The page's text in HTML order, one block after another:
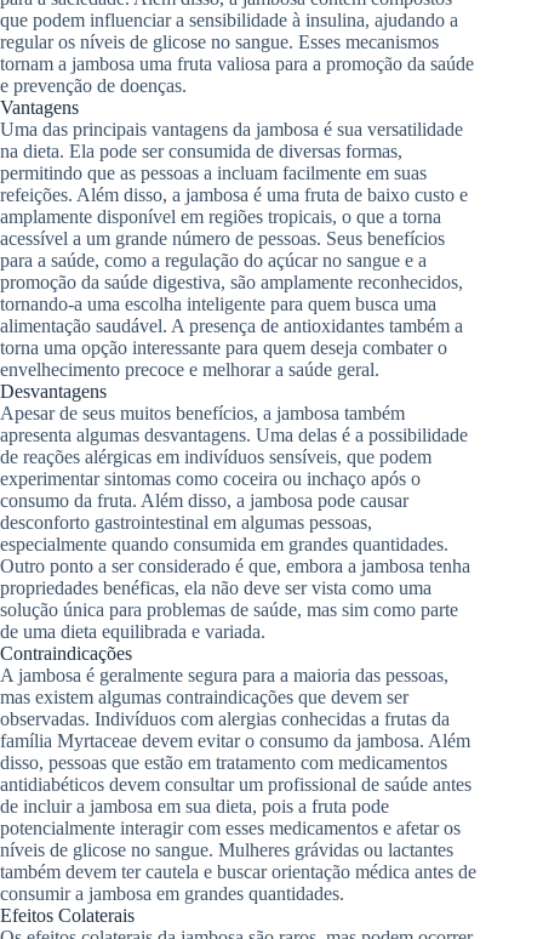
que podem influenciar a sensibilidade à insulina, ajudando a
regular os níveis de glicose no sangue. Esses mecanismos
tornam a jambosa uma fruta valiosa para a promoção da saúde
e prevenção de doenças.
Vantagens
Uma das principais vantagens da jambosa é sua versatilidade
na dieta. Ela pode ser consumida de diversas formas,
permitindo que as pessoas a incluam facilmente em suas
refeições. Além disso, a jambosa é uma fruta de baixo custo e
amplamente disponível em regiões tropicais, o que a torna
acessível a um grande número de pessoas. Seus benefícios
para a saúde, como a regulação do açúcar no sangue e a
promoção da saúde digestiva, são amplamente reconhecidos,
tornando-a uma escolha inteligente para quem busca uma
alimentação saudável. A presença de antioxidantes também a
torna uma opção interessante para quem deseja combater o
envelhecimento precoce e melhorar a saúde geral.
Desvantagens
Apesar de seus muitos benefícios, a jambosa também
apresenta algumas desvantagens. Uma delas é a possibilidade
de reações alérgicas em indivíduos sensíveis, que podem
experimentar sintomas como coceira ou inchaço após o
consumo da fruta. Além disso, a jambosa pode causar
desconforto gastrointestinal em algumas pessoas,
especialmente quando consumida em grandes quantidades.
Outro ponto a ser considerado é que, embora a jambosa tenha
propriedades benéficas, ela não deve ser vista como uma
solução única para problemas de saúde, mas sim como parte
de uma dieta equilibrada e variada.
Contraindicações
A jambosa é geralmente segura para a maioria das pessoas,
mas existem algumas contraindicações que devem ser
observadas. Indivíduos com alergias conhecidas a frutas da
família Myrtaceae devem evitar o consumo da jambosa. Além
disso, pessoas que estão em tratamento com medicamentos
antidiabéticos devem consultar um profissional de saúde antes
de incluir a jambosa em sua dieta, pois a fruta pode
potencialmente interagir com esses medicamentos e afetar os
níveis de glicose no sangue. Mulheres grávidas ou lactantes
também devem ter cautela e buscar orientação médica antes de
consumir a jambosa em grandes quantidades.
Efeitos Colaterais